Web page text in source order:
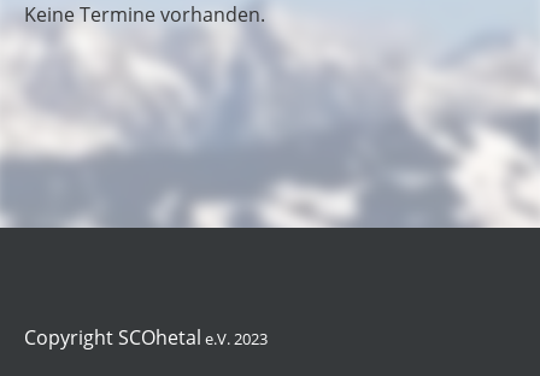
Keine Termine vorhanden.
Copyright SCOhetal e.V. 2023